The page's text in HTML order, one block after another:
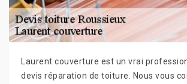
Laurent couverture est un vrai
devis réparation de toiture. Nous vous